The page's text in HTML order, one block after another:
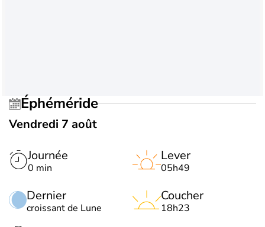
Éphéméride
Vendredi 7 août
Journée
0 min
Dernier
croissant de Lune
Lever
05h49
Coucher
18h23